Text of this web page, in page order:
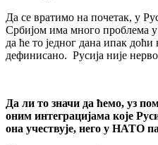
Да се вратимо на почетак, у
Србијом има много проблема
да ће то једног дана ипак
дефинисано. Русија није
Да ли то значи да ћемо, уз
оним интеграцијама које
она учествује, него у НАТО